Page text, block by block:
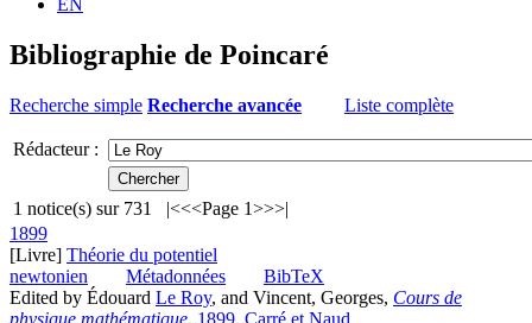
EN
Bibliographie de Poincaré
Recherche simple Recherche avancée Liste complète
Rédacteur :
1 notice(s) sur 731 |<<<Page 1>>>|
1899
[Livre] Théorie du potentiel
newtonien
Métadonnées
BibTeX
Edited by Édouard Le Roy, and Vincent, Georges, Cours de
physique mathématique, 1899, Carré et Naud